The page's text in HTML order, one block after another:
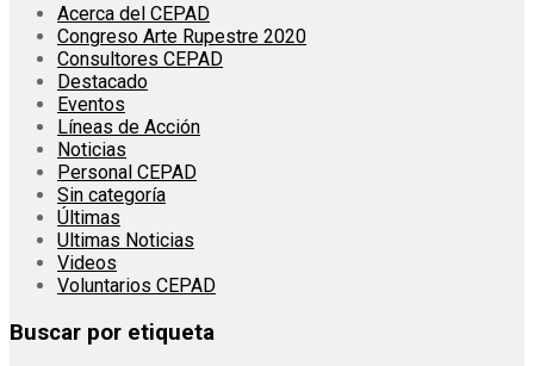
Acerca del CEPAD
Congreso Arte Rupestre 2020
Consultores CEPAD
Destacado
Eventos
Líneas de Acción
Noticias
Personal CEPAD
Sin categoría
Últimas
Ultimas Noticias
Videos
Voluntarios CEPAD
Buscar por etiqueta